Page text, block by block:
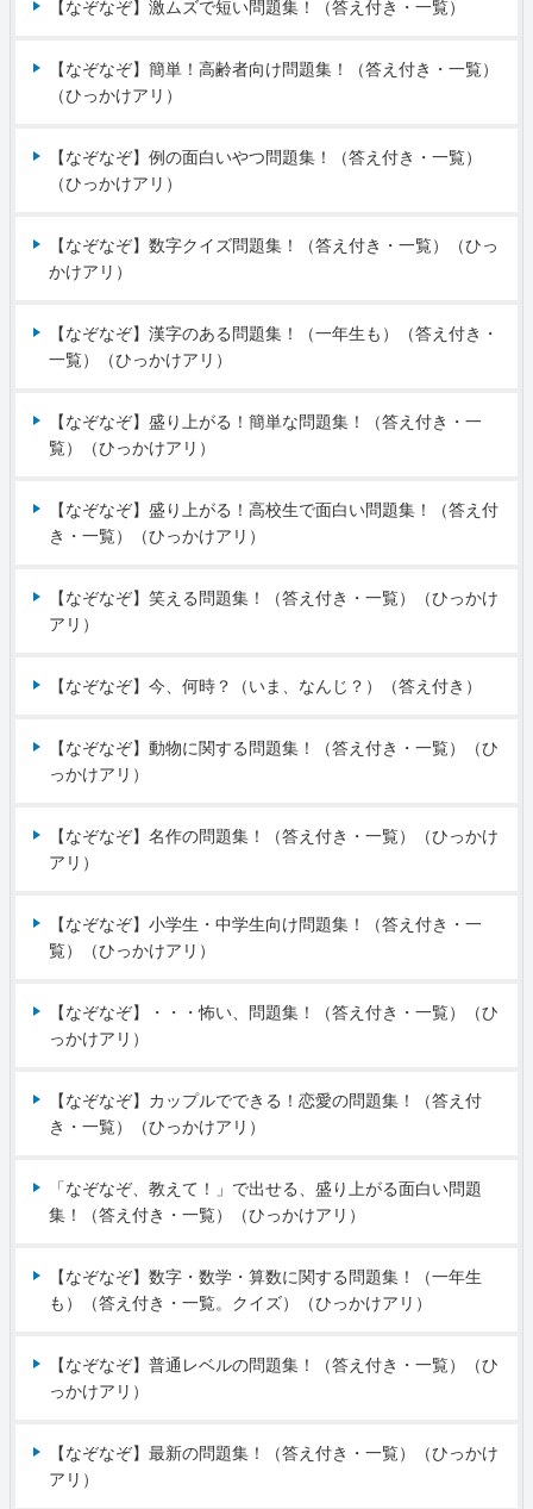
【なぞなぞ】激ムズで短い問題集！（答え付き・一覧）
【なぞなぞ】簡単！高齢者向け問題集！（答え付き・一覧）
（ひっかけアリ）
【なぞなぞ】例の面白いやつ問題集！（答え付き・一覧）
（ひっかけアリ）
【なぞなぞ】数字クイズ問題集！（答え付き・一覧）（ひっ
かけアリ）
【なぞなぞ】漢字のある問題集！（一年生も）（答え付き・
一覧）（ひっかけアリ）
【なぞなぞ】盛り上がる！簡単な問題集！（答え付き・一
覧）（ひっかけアリ）
【なぞなぞ】盛り上がる！高校生で面白い問題集！（答え付
き・一覧）（ひっかけアリ）
【なぞなぞ】笑える問題集！（答え付き・一覧）（ひっかけ
アリ）
【なぞなぞ】今、何時？（いま、なんじ？）（答え付き）
【なぞなぞ】動物に関する問題集！（答え付き・一覧）（ひ
っかけアリ）
【なぞなぞ】名作の問題集！（答え付き・一覧）（ひっかけ
アリ）
【なぞなぞ】小学生・中学生向け問題集！（答え付き・一
覧）（ひっかけアリ）
【なぞなぞ】・・・怖い、問題集！（答え付き・一覧）（ひ
っかけアリ）
【なぞなぞ】カップルでできる！恋愛の問題集！（答え付
き・一覧）（ひっかけアリ）
「なぞなぞ、教えて！」で出せる、盛り上がる面白い問題
集！（答え付き・一覧）（ひっかけアリ）
【なぞなぞ】数字・数学・算数に関する問題集！（一年生
も）（答え付き・一覧。クイズ）（ひっかけアリ）
【なぞなぞ】普通レベルの問題集！（答え付き・一覧）（ひ
っかけアリ）
【なぞなぞ】最新の問題集！（答え付き・一覧）（ひっかけ
アリ）